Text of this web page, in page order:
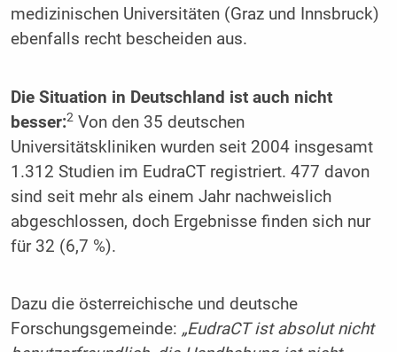
medizinischen Universitäten (Graz und Innsbruck)
ebenfalls recht bescheiden aus.
Die Situation in Deutschland ist auch nicht
besser:2Von den 35 deutschen
Universitätskliniken wurden seit 2004 insgesamt
1.312 Studien im EudraCT registriert. 477 davon
sind seit mehr als einem Jahr nachweislich
abgeschlossen, doch Ergebnisse finden sich nur
für 32 (6,7 %).
Dazu die österreichische und deutsche
Forschungsgemeinde: „EudraCT ist absolut nicht